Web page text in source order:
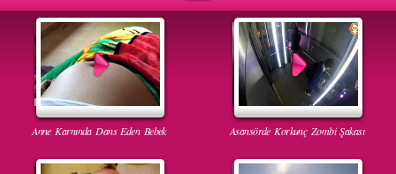
Anne Karnında Dans Eden Bebek Asansörde Korkunç Zombi Şakası